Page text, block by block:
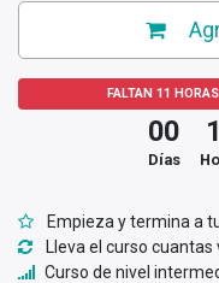
FALTAN 11
00
Días
Empieza y termina a
Lleva el curso cuantas
Curso de nivel